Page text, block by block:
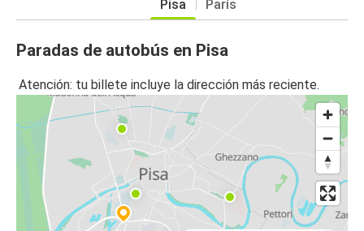
Pisa París
Paradas de autobús en Pisa
Atención: tu billete incluye la dirección más reciente.